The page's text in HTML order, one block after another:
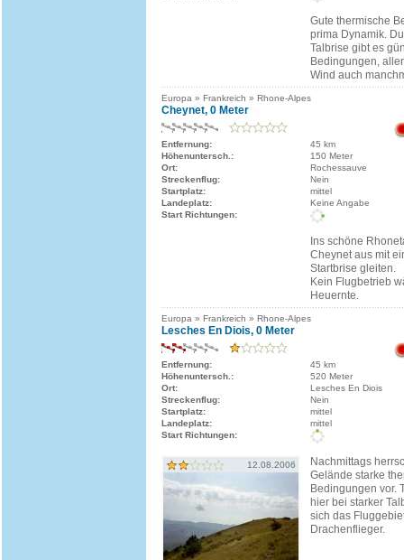
Gute thermische
prima Dynamik.
Talbrise gibt es
Bedingungen,
Wind auch
Europa » Frankreich » Rhone-Alpes
Cheynet, 0 Meter
Entfernung:
45 km
Höhenuntersch.:
150 Meter
Ort:
Rochessauve
Streckenflug:
Nein
Startplatz:
mittel
Landeplatz:
Keine Angabe
Start Richtungen:
Ins schöne
Cheynet aus mit
Startbrise gleiten.
Kein Flugbetrieb
Heuernte.
Europa » Frankreich » Rhone-Alpes
Lesches En Diois, 0 Meter
Entfernung:
45 km
Höhenuntersch.:
520 Meter
Ort:
Lesches En Diois
Streckenflug:
Nein
Startplatz:
mittel
Landeplatz:
mittel
Start Richtungen:
12.08.2006
Nachmittags
Gelände starke
Bedingungen vor.
hier bei starker
sich das
Drachenflieger.